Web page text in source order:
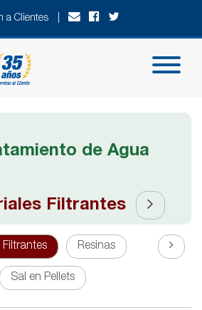
a Clientes |
de Agua
Filtrantes
Filtrantes Resinas
Sal en Pellets